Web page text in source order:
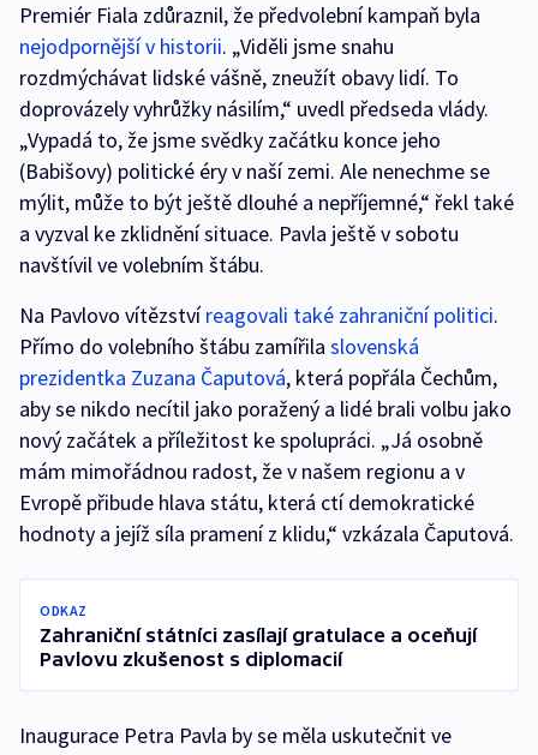
Premiér Fiala zdůraznil, že předvolební kampaň byla
nejodpornější v historii. „Viděli jsme snahu
rozdmýchávat lidské vášně, zneužít obavy lidí. To
doprovázely vyhrůžky násilím,“ uvedl předseda vlády.
„Vypadá to, že jsme svědky začátku konce jeho
(Babišovy) politické éry v naší zemi. Ale nenechme se
mýlit, může to být ještě dlouhé a nepříjemné,“ řekl také
a vyzval ke zklidnění situace. Pavla ještě v sobotu
navštívil ve volebním štábu.
Na Pavlovo vítězstvíreagovali také zahraniční politici.
Přímo do volebního štábu zamířila slovenská
prezidentka Zuzana Čaputová, která popřála Čechům,
aby se nikdo necítil jako poražený a lidé brali volbu jako
nový začátek a příležitost ke spolupráci. „Já osobně
mám mimořádnou radost, že v našem regionu a v
Evropě přibude hlava státu, která ctí demokratické
hodnoty a jejíž síla pramení z klidu,“ vzkázala Čaputová.
ODKAZ
Zahraniční státníci zasílají gratulace a oceňují
Pavlovu zkušenost s diplomacií
Inaugurace Petra Pavla by se měla uskutečnit ve